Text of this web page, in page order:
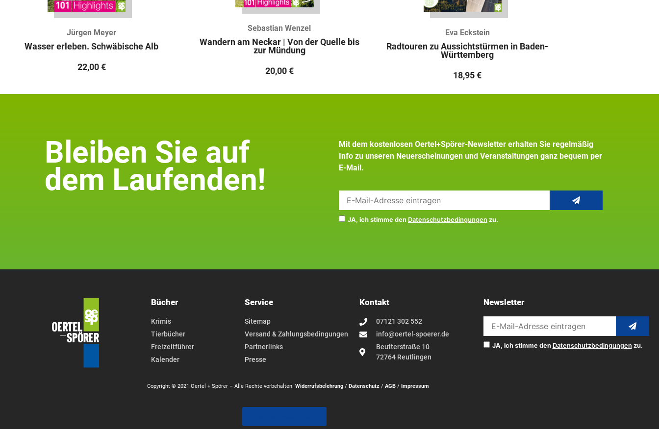
Jürgen Meyer
Wasser erleben. Schwäbische Alb
22,00 €
Sebastian Wenzel
Wandern am Neckar | Von der Quelle bis
zur Mündung
20,00 €
Eva Eckstein
Radtouren zu Aussichtstürmen in Baden-
Württemberg
18,95€
Bleiben Sie auf
dem Laufenden!
Mit dem kostenlosen Oertel+Spörer-Newsletter erhalten Sie regelmäßig
Info zu unseren Neuerscheinungen und Veranstaltungen ganz bequem per
E-Mail.
JA, ich stimme den Datenschutzbedingungen zu.
Bücher
Krimis
Tierbücher
Freizeitführer
Kalender
Service
Sitemap
Versand & Zahlungsbedingungen
Partnerlinks
Presse
Kontakt
07121 302 552
info@oertel-spoerer.de
Beutterstraße 10
72764 Reutlingen
Newsletter
JA, ich stimme den Datenschutzbedingungen zu.
Copyright © 2021 Oertel + Spörer – Alle Rechte vorbehalten. Widerrufsbelehrung / Datenschutz / AGB / Impressum